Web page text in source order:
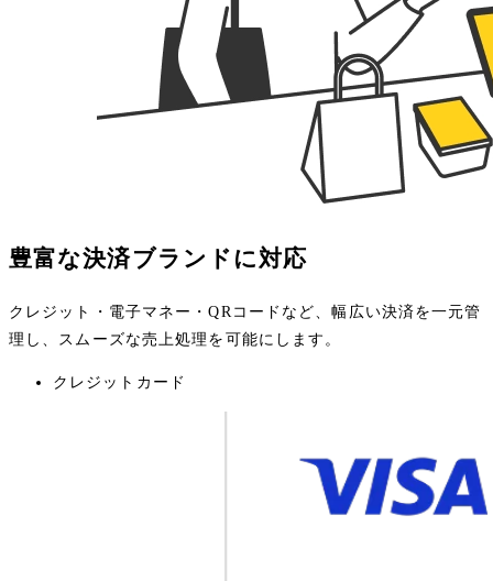
豊富な決済ブランドに対応
クレジット・電子マネー・QRコードなど、幅広い決済を一元管
理し、スムーズな売上処理を可能にします。
クレジットカード